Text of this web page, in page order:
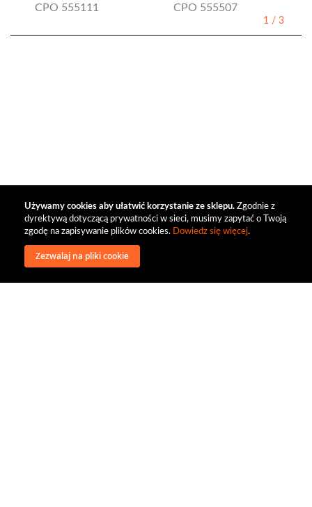
Używamy cookies aby ułatwić korzystanie ze sklepu. Zgodnie z
dyrektywą dotyczącą prywatności w sieci, musimy zapytać o Twoją
zgodę na zapisywanie plików cookies. Dowiedz się więcej.
Zezwalaj na pliki cookie
CPO 555111
CPO 555507
1 / 3